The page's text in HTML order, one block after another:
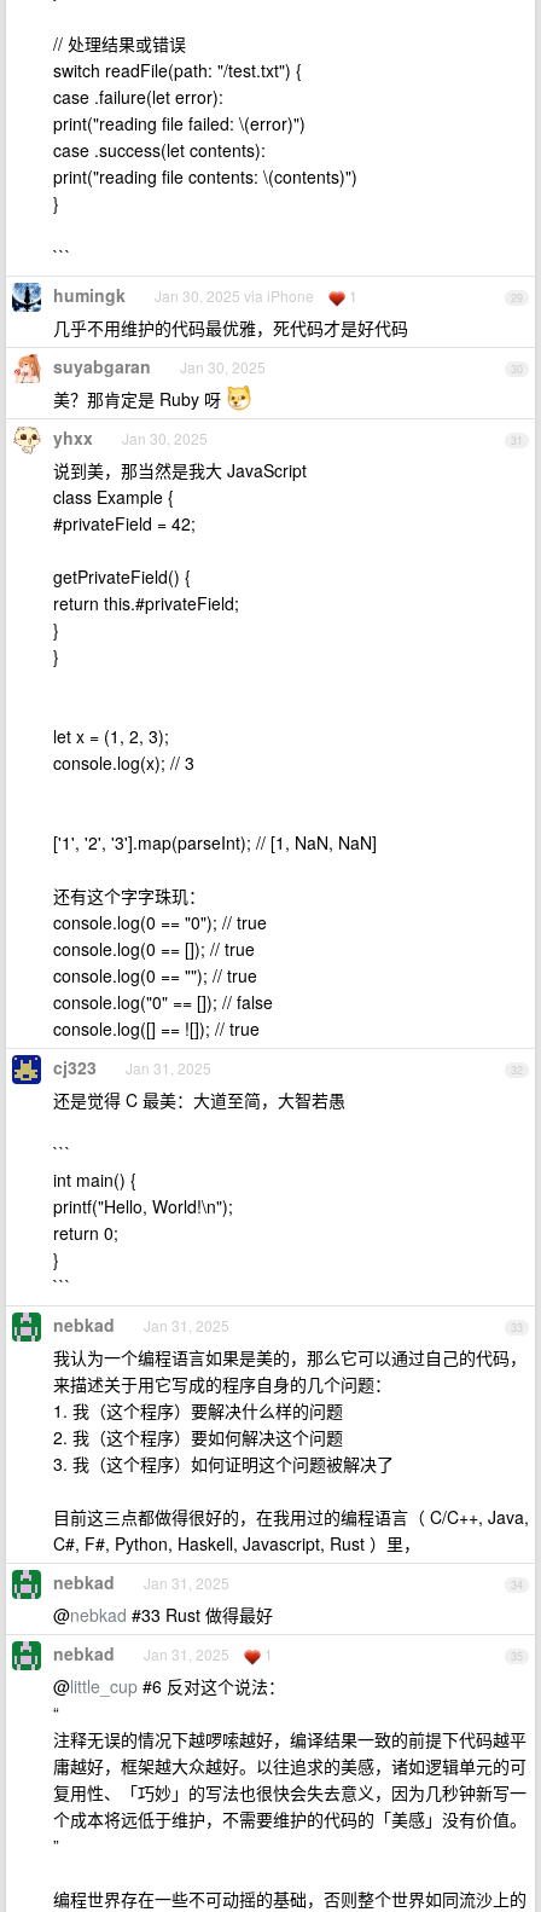
// 处理结果或错误
switch readFile(path: "/test.txt") {
case .failure(let error):
print("reading file failed: \(error)")
case .success(let contents):
print("reading file contents: \(contents)")
}
```
29
humingk Jan 30, 2025 via iPhone 1
几乎不用维护的代码最优雅，死代码才是好代码
30
suyabgaran Jan 30, 2025
美？那肯定是 Ruby 呀
31
yhxx Jan 30, 2025
说到美，那当然是我大 JavaScript
class Example {
#privateField = 42;
getPrivateField() {
return this.#privateField;
}
}
let x = (1, 2, 3);
console.log(x); // 3
['1', '2', '3'].map(parseInt); // [1, NaN, NaN]
还有这个字字珠玑：
console.log(0 == "0"); // true
console.log(0 == []); // true
console.log(0 == ""); // true
console.log("0" == []); // false
console.log([] == ![]); // true
32
cj323 Jan 31, 2025
还是觉得 C 最美：大道至简，大智若愚
```
int main() {
printf("Hello, World!\n");
return 0;
}
```
33
nebkad Jan 31, 2025
我认为一个编程语言如果是美的，那么它可以通过自己的代码，
来描述关于用它写成的程序自身的几个问题：
1. 我（这个程序）要解决什么样的问题
2. 我（这个程序）要如何解决这个问题
3. 我（这个程序）如何证明这个问题被解决了
目前这三点都做得很好的，在我用过的编程语言（ C/C++, Java,
C#, F#, Python, Haskell, Javascript, Rust ）里，
34
nebkad Jan 31, 2025
@nebkad #33 Rust 做得最好
35
nebkad Jan 31, 2025 1
@little_cup #6 反对这个说法：
“
注释无误的情况下越啰嗦越好，编译结果一致的前提下代码越平
庸越好，框架越大众越好。以往追求的美感，诸如逻辑单元的可
复用性、「巧妙」的写法也很快会失去意义，因为几秒钟新写一
个成本将远低于维护，不需要维护的代码的「美感」没有价值。
”
编程世界存在一些不可动摇的基础，否则整个世界如同流沙上的